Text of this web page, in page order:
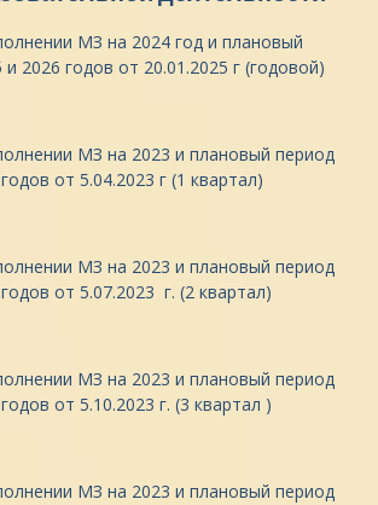
МЗ на 2024 год и плановый
2026 годов от 20.01.2025 г (годовой)
МЗ на 2023 и плановый период
от 5.04.2023 г (1 квартал)
МЗ на 2023 и плановый период
от 5.07.2023 г. (2 квартал)
МЗ на 2023 и плановый период
от 5.10.2023 г. (3 квартал )
МЗ на 2023 и плановый период